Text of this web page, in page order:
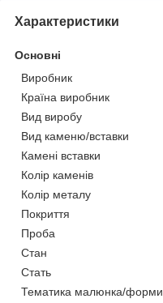
Характеристики
Основні
Виробник
Країна виробник
Вид виробу
Вид каменю/вставки
Камені вставки
Колір каменів
Колір металу
Покриття
Проба
Стан
Стать
Тематика малюнка/форми